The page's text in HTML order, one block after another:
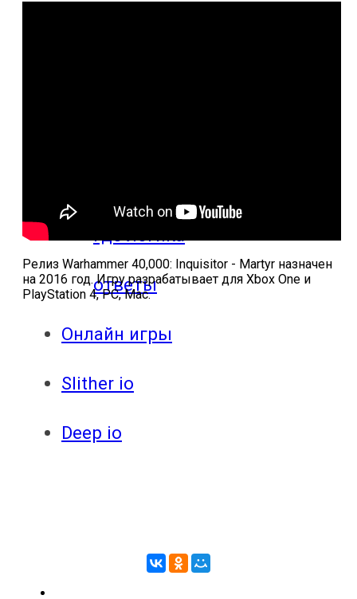
Где логика
ответы
Онлайн игры
Slither io
Deep io
Релиз Warhammer 40,000: Inquisitor - Martyr назначен
на 2016 год. Игру разрабатывает для Xbox One и
PlayStation 4, PC, Mac.